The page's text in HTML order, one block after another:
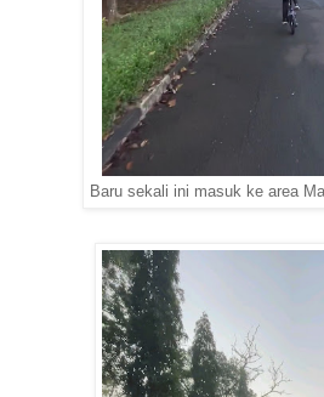
Baru sekali ini masuk ke area